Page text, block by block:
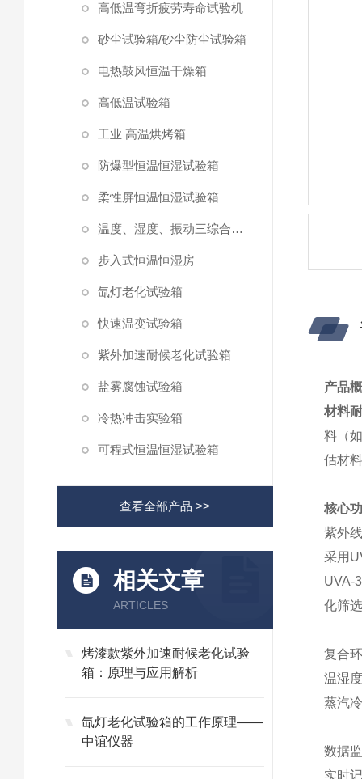
高低温弯折疲劳寿命试验机
砂尘试验箱/砂尘防尘试验箱
电热鼓风恒温干燥箱
高低温试验箱
工业 高温烘烤箱
防爆型恒温恒湿试验箱
柔性屏恒温恒湿试验箱
温度、湿度、振动三综合试验箱
步入式恒温恒湿房
氙灯老化试验箱
快速温变试验箱
紫外加速耐候老化试验箱
盐雾腐蚀试验箱
冷热冲击实验箱
可程式恒温恒湿试验箱
查看全部产品 >>
相关文章
ARTICLES
烤漆款紫外加速耐候老化试验
箱：原理与应用解析
氙灯老化试验箱的工作原理——
中谊仪器
产品
材料
料（
估材
核心
紫外
采用
UVA-
化筛
复合
温湿
蒸汽
数据
实时